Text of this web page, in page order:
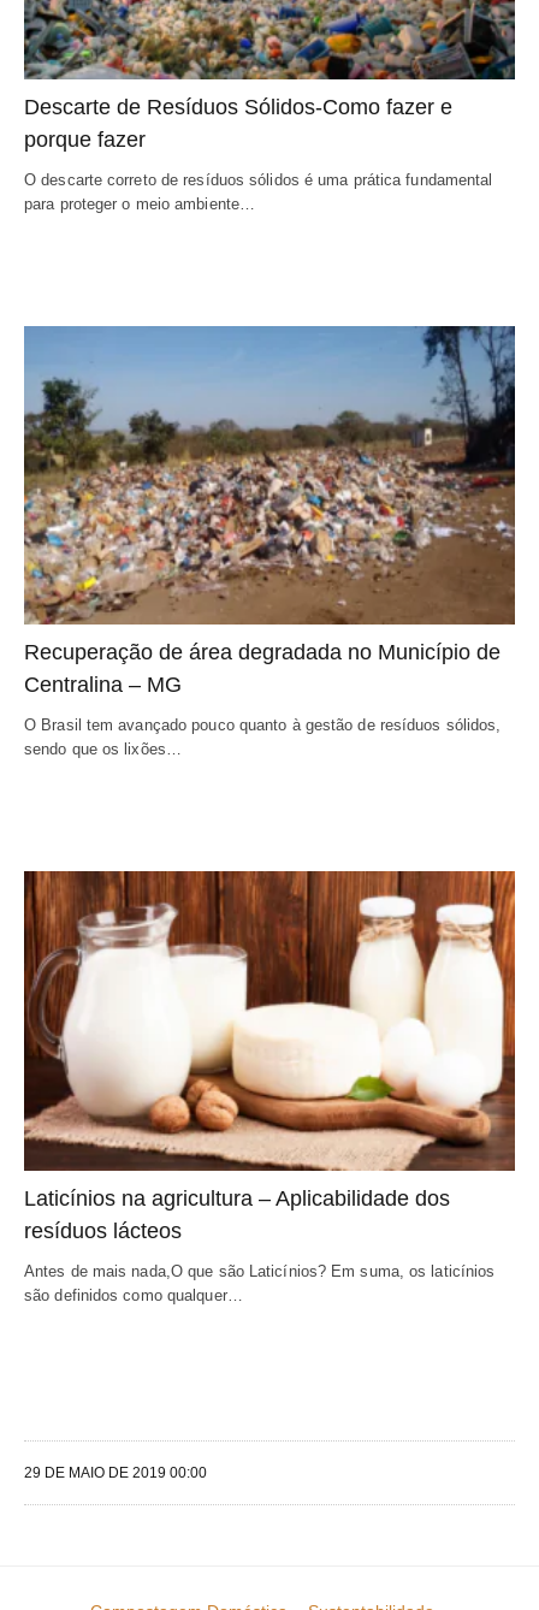
Descarte de Resíduos Sólidos-Como fazer e
porque fazer
O descarte correto de resíduos sólidos é uma prática fundamental
para proteger o meio ambiente…
Recuperação de área degradada no Município de
Centralina – MG
O Brasil tem avançado pouco quanto à gestão de resíduos sólidos,
sendo que os lixões…
Laticínios na agricultura – Aplicabilidade dos
resíduos lácteos
Antes de mais nada,O que são Laticínios? Em suma, os laticínios
são definidos como qualquer…
29 DE MAIO DE 2019 00:00